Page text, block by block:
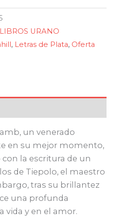
URANO
, Letras de Plata, Oferta
un venerado
en su mejor momento,
la escritura de un
de Tiepolo, el maestro
tras su brillantez
una profunda
vida y en el amor.